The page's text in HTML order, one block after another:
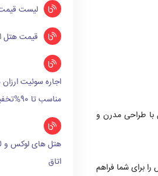
با طراحی مدرن و
برای شما فراهم
لیست قیمت
قیمت هتل
اجاره سوئیت
مناسب تا 90%تخفیف
هتل های لوکس و
اتاق